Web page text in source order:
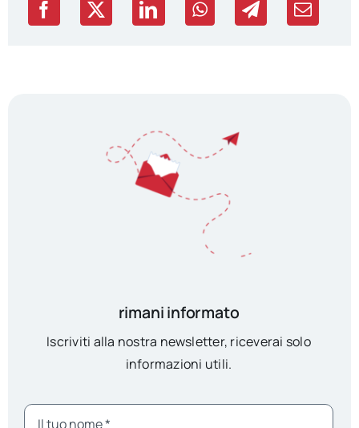
rimani informato
Iscriviti alla nostra newsletter, riceverai solo
informazioni utili.